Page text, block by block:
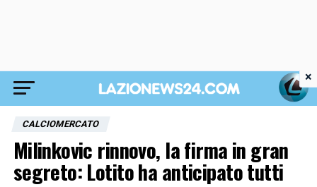
CALCIOMERCATO
Milinkovic rinnovo, la firma in gran
segreto: Lotito ha anticipato tutti
×